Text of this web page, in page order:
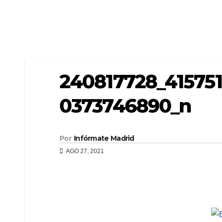
0373746890_n
Por Infórmate Madrid
AGO 27, 2021